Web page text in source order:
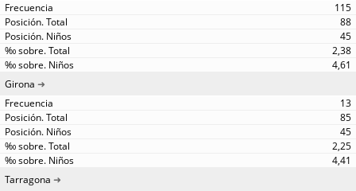
115
88
45
2,38
4,61
Girona
13
85
45
2,25
4,41
Tarragona